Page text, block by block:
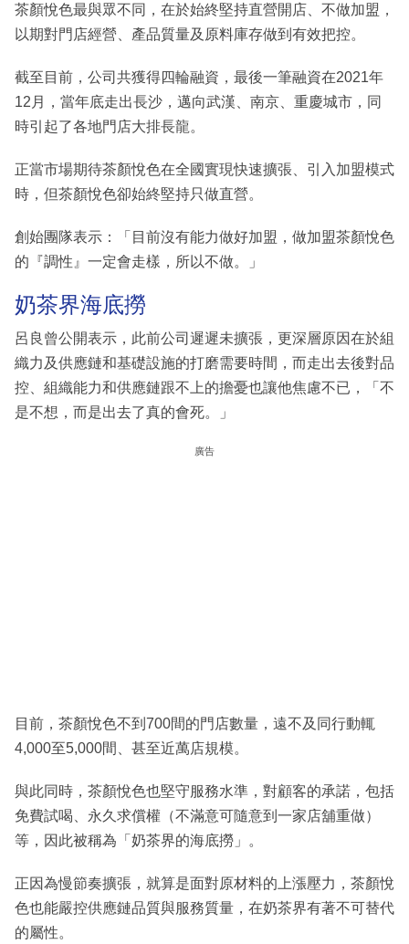
茶顏悅色最與眾不同，在於始終堅持直營開店、不做加盟，
以期對門店經營、產品質量及原料庫存做到有效把控。
截至目前，公司共獲得四輪融資，最後一筆融資在2021年
12月，當年底走出長沙，邁向武漢、南京、重慶城市，同
時引起了各地門店大排長龍。
正當市場期待茶顏悅色在全國實現快速擴張、引入加盟模式
時，但茶顏悅色卻始終堅持只做直營。
創始團隊表示：「目前沒有能力做好加盟，做加盟茶顏悅色
的『調性』一定會走樣，所以不做。」
奶茶界海底撈
呂良曾公開表示，此前公司遲遲未擴張，更深層原因在於組
織力及供應鏈和基礎設施的打磨需要時間，而走出去後對品
控、組織能力和供應鏈跟不上的擔憂也讓他焦慮不已，「不
是不想，而是出去了真的會死。」
廣告
目前，茶顏悅色不到700間的門店數量，遠不及同行動輒
4,000至5,000間、甚至近萬店規模。
與此同時，茶顏悅色也堅守服務水準，對顧客的承諾，包括
免費試喝、永久求償權（不滿意可隨意到一家店舖重做）
等，因此被稱為「奶茶界的海底撈」。
正因為慢節奏擴張，就算是面對原材料的上漲壓力，茶顏悅
色也能嚴控供應鏈品質與服務質量，在奶茶界有著不可替代
的屬性。